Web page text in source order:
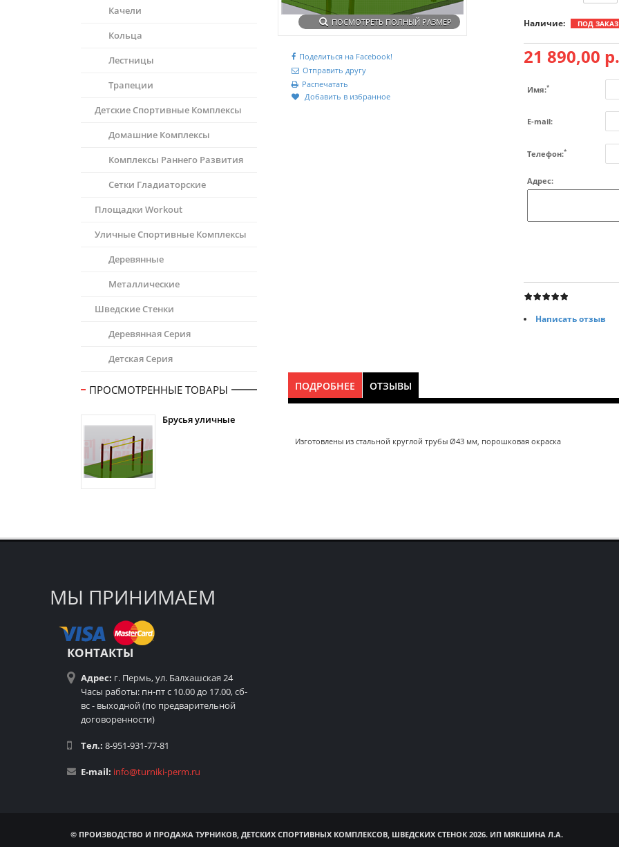
Качели
Кольца
Лестницы
Трапеции
Детские Спортивные Комплексы
Домашние Комплексы
Комплексы Раннего Развития
Сетки Гладиаторские
Площадки Workout
Уличные Спортивные Комплексы
Деревянные
Металлические
Шведские Стенки
Деревянная Серия
Детская Серия
ПРОСМОТРЕННЫЕ ТОВАРЫ
Брусья уличные
ПОСМОТРЕТЬ ПОЛНЫЙ РАЗМЕР
Поделиться на Facebook!
Отправить другу
Распечатать
Добавить в избранное
Наличие: ПОД ЗАКАЗ
21 890,00 р.
Имя:*
E-mail:
Телефон:*
Адрес:
Написать отзыв
ПОДРОБНЕЕ ОТЗЫВЫ
Изготовлены из стальной круглой трубы Ø43 мм, порошковая окраска
МЫ ПРИНИМАЕМ
КОНТАКТЫ
Адрес: г. Пермь, ул. Балхашская 24
Часы работы: пн-пт с 10.00 до 17.00, сб-
вс - выходной (по предварительной
договоренности)
Тел.: 8-951-931-77-81
E-mail: info@turniki-perm.ru
© ПРОИЗВОДСТВО И ПРОДАЖА ТУРНИКОВ, ДЕТСКИХ СПОРТИВНЫХ КОМПЛЕКСОВ, ШВЕДСКИХ СТЕНОК 2026. ИП МЯКШИНА Л.А.